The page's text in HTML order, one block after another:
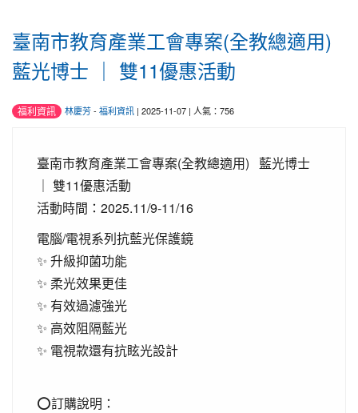
臺南市教育產業工會專案(全教總適用)
藍光博士 ｜ 雙11優惠活動
福利資訊 林慶芳- 福利資訊 | 2025-11-07 | 人氣：756
臺南市教育產業工會專案(全教總適用) 藍光博士
｜ 雙11優惠活動
活動時間：2025.11/9-11/16
電腦/電視系列抗藍光保護鏡
✨ 升級抑菌功能
✨ 柔光效果更佳
✨ 有效過濾強光
✨ 高效阻隔藍光
✨ 電視款還有抗眩光設計
⭕訂購說明：